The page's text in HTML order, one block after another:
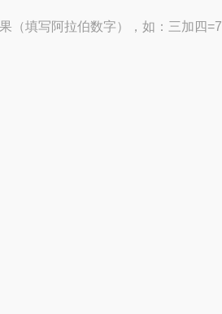
（填写阿拉伯数字），如：三加四=7